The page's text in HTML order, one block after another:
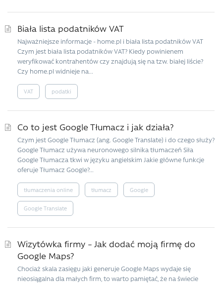
Biała lista podatników VAT
Najważniejsze informacje - home.pl i biała lista podatników VAT
Czym jest biała lista podatników VAT? Kiedy powinienem
weryfikować kontrahentów czy znajdują się na tzw. białej liście?
Czy home.pl widnieje na...
VAT podatki
Co to jest Google Tłumacz i jak działa?
Czym jest Google Tłumacz (ang. Google Translate) i do czego służy?
Google Tłumacz używa neuronowego silnika tłumaczeń Siła
Google Tłumacza tkwi w języku angielskim Jakie główne funkcje
oferuje Tłumacz Google?...
tłumaczenia online tłumacz Google
Google Translate
Wizytówka firmy – Jak dodać moją firmę do
Google Maps?
Chociaż skala zasięgu jaki generuje Google Maps wydaje się
nieosiągalna dla małych firm, to warto pamiętać, że na świecie